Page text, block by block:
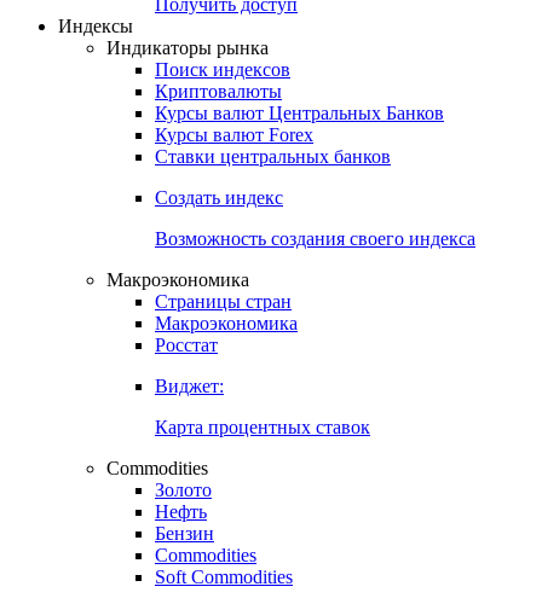
Попробуйте7-дневный
Откройте глобальную базу данных
Получить доступ
Индикаторы рынка
Поиск индексов
Курсы валют Центральных Банков
Ставки центральных банков
Создать индекс
Возможность создания своего индекса
Страницы стран
Росстат
Виджет:
Карта процентных ставок
Commodities
Золото